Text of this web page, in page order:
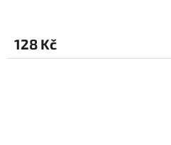
128 Kč